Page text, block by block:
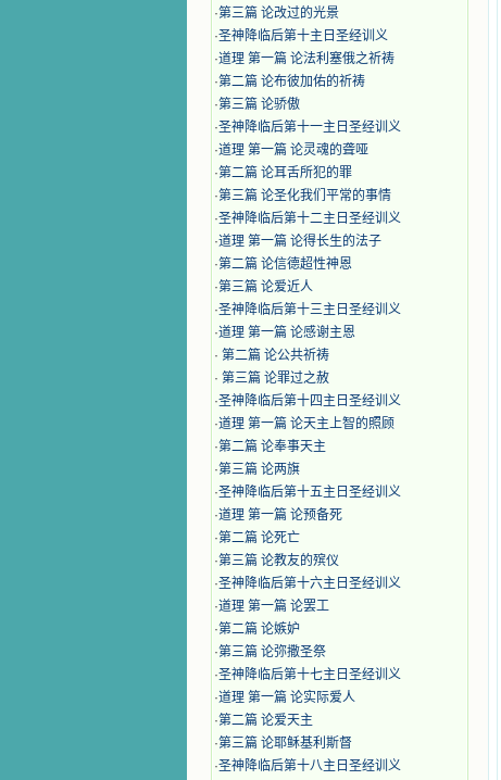
·第三篇 论改过的光景
·圣神降临后第十主日圣经训义
·道理 第一篇 论法利塞俄之祈祷
·第二篇 论布彼加佑的祈祷
·第三篇 论骄傲
·圣神降临后第十一主日圣经训义
·道理 第一篇 论灵魂的聋哑
·第二篇 论耳舌所犯的罪
·第三篇 论圣化我们平常的事情
·圣神降临后第十二主日圣经训义
·道理 第一篇 论得长生的法子
·第二篇 论信德超性神恩
·第三篇 论爱近人
·圣神降临后第十三主日圣经训义
·道理 第一篇 论感谢主恩
· 第二篇 论公共祈祷
· 第三篇 论罪过之赦
·圣神降临后第十四主日圣经训义
·道理 第一篇 论天主上智的照顾
·第二篇 论奉事天主
·第三篇 论两旗
·圣神降临后第十五主日圣经训义
·道理 第一篇 论预备死
·第二篇 论死亡
·第三篇 论教友的殡仪
·圣神降临后第十六主日圣经训义
·道理 第一篇 论罢工
·第二篇 论嫉妒
·第三篇 论弥撒圣祭
·圣神降临后第十七主日圣经训义
·道理 第一篇 论实际爱人
·第二篇 论爱天主
·第三篇 论耶稣基利斯督
·圣神降临后第十八主日圣经训义